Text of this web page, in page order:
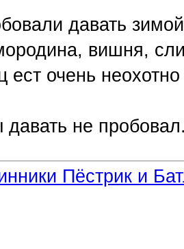
давать
вишня,
ест очень
не
Пёстрик и